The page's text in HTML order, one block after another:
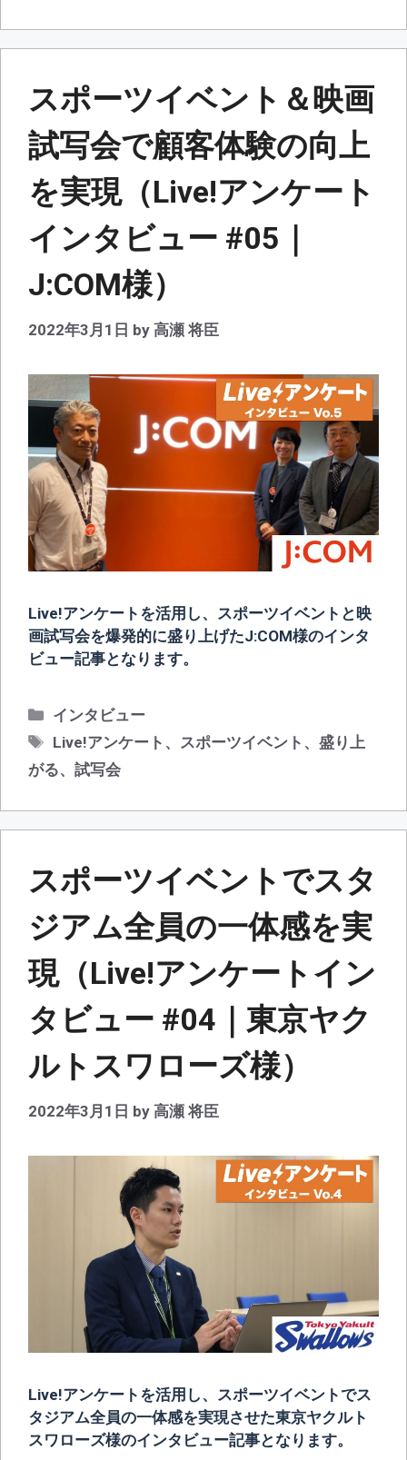
スポーツイベント＆映画
試写会で顧客体験の向上
を実現（Live!アンケート
インタビュー #05｜
J:COM様）
2022年3月1日 by 高瀬 将臣
Live!アンケートを活用し、スポーツイベントと映
画試写会を爆発的に盛り上げたJ:COM様のインタ
ビュー記事となります。
カ
テ
リ
インタビュー
タ
グ
Live!アンケート 、 スポーツイベント 、盛り上
がる、 試写会
スポーツイベントでスタ
ジアム全員の一体感を実
現（Live!アンケートイン
タビュー #04｜東京ヤク
ルトスワローズ様）
2022年3月1日 by 高瀬 将臣
Live!アンケートを活用し、スポーツイベントでス
タジアム全員の一体感を実現させた東京ヤクルト
スワローズ様のインタビュー記事となります。